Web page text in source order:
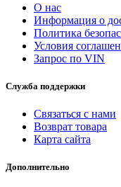
О нас
Информация о
Политика
Условия
Запрос по VIN
Служба поддержки
Связаться с нами
Возврат товара
Карта сайта
Дополнительно